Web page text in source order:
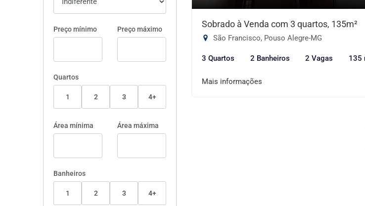
Preço mínimo Preço máximo
Quartos
1 2 3 4+
Área mínima Área máxima
Banheiros
1 2 3 4+
Sobrado à Venda com 3 quartos, 135m²
São Francisco, Pouso Alegre-MG
3 Quartos 2 Banheiros 2 Vagas 135
Mais informações